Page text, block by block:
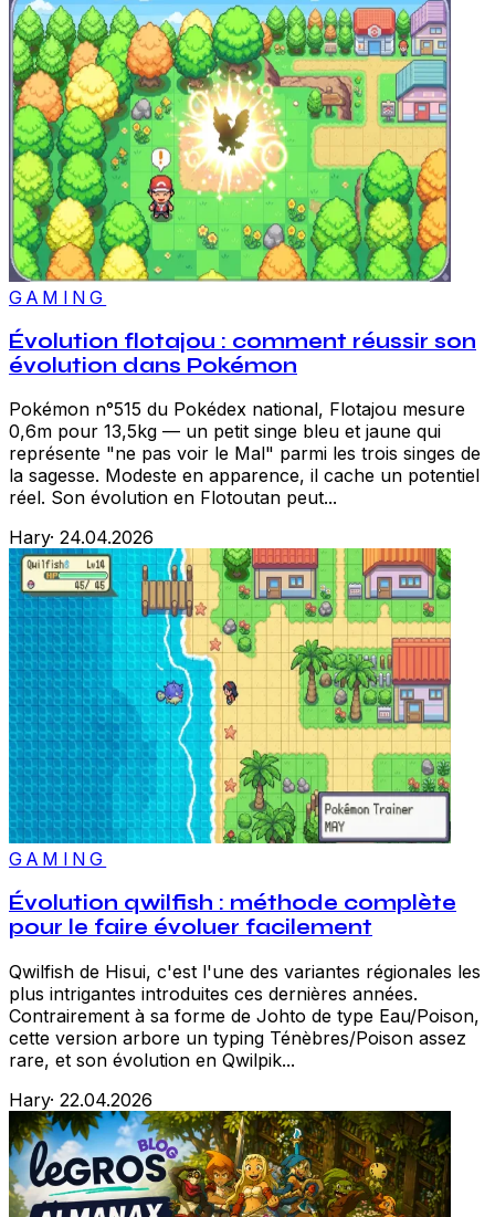
GAMING
Évolution flotajou : comment réussir son
évolution dans Pokémon
Pokémon n°515 du Pokédex national, Flotajou mesure
0,6m pour 13,5kg — un petit singe bleu et jaune qui
représente "ne pas voir le Mal" parmi les trois singes de
la sagesse. Modeste en apparence, il cache un potentiel
réel. Son évolution en Flotoutan peut...
Hary· 24.04.2026
GAMING
Évolution qwilfish : méthode complète
pour le faire évoluer facilement
Qwilfish de Hisui, c'est l'une des variantes régionales les
plus intrigantes introduites ces dernières années.
Contrairement à sa forme de Johto de type Eau/Poison,
cette version arbore un typing Ténèbres/Poison assez
rare, et son évolution en Qwilpik...
Hary· 22.04.2026